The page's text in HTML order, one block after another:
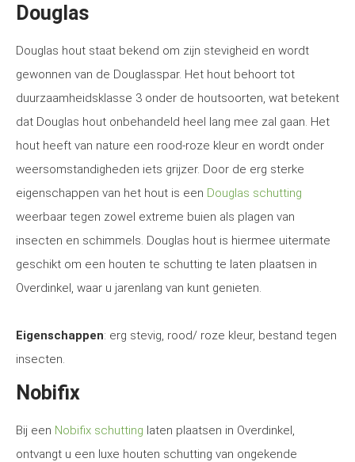
Douglas
Douglas hout staat bekend om zijn stevigheid en wordt
gewonnen van de Douglasspar. Het hout behoort tot
duurzaamheidsklasse 3 onder de houtsoorten, wat betekent
dat Douglas hout onbehandeld heel lang mee zal gaan. Het
hout heeft van nature een rood-roze kleur en wordt onder
weersomstandigheden iets grijzer. Door de erg sterke
eigenschappen van het hout is een Douglas schutting
weerbaar tegen zowel extreme buien als plagen van
insecten en schimmels. Douglas hout is hiermee uitermate
geschikt om een houten te schutting te laten plaatsen in
Overdinkel, waar u jarenlang van kunt genieten.
Eigenschappen: erg stevig, rood/ roze kleur, bestand tegen
insecten.
Nobifix
Bij een Nobifix schutting laten plaatsen in Overdinkel,
ontvangt u een luxe houten schutting van ongekende